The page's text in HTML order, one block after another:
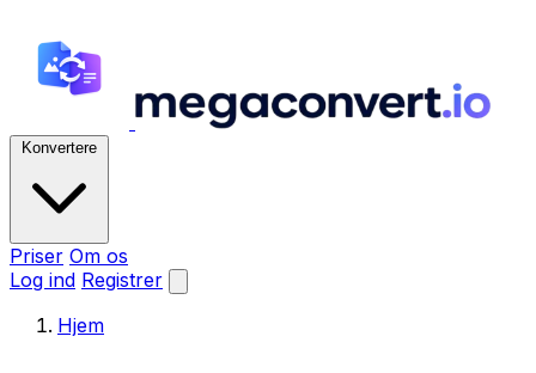
Konvertere
Priser Om os
Log ind Registrer
Hjem